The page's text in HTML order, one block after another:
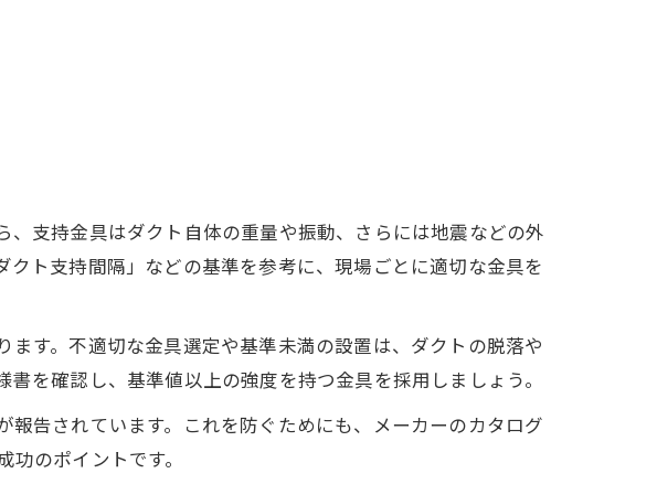
識
構造と特徴
する理由
ックポイント
全施工のコツ
計ポイント
順と注意点
性の確保法
支持金具はダクト自体の重量や振動、さらには地震などの外
ト支持間隔」などの基準を参考に、現場ごとに適切な金具を
す。不適切な金具選定や基準未満の設置は、ダクトの脱落や
を確認し、基準値以上の強度を持つ金具を採用しましょう。
告されています。これを防ぐためにも、メーカーのカタログ
のポイントです。